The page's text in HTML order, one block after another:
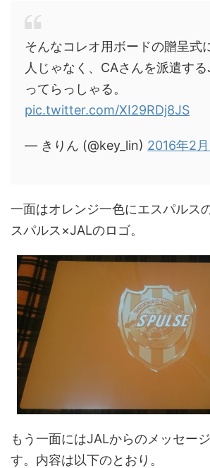
そんなコレオ用ボードの贈呈式
人じゃなく、CAさんを派遣す
ってらっしゃる。
pic.twitter.com/XI29RDj8JS
— きりん (@key_lin) 2016年2
一面はオレンジ一色にエスパルス
スパルス×JALのロゴ。
もう一面にはJALからのメッセー
す。内容は以下のとおり。